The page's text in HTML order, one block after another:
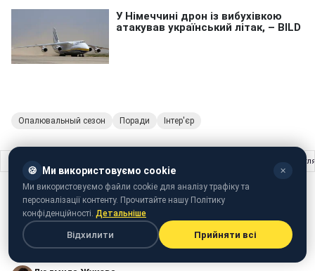
Опалювальный сезон Поради Інтер'єр
Напій, який потрібно пити щодня після 50 років, щоб
ЖИТТЯ 02 березня 2025 · 09:51
Напій, який потрібно пити щодня після
50 років, щоб виглядати молодше
🍪 Ми використовуємо cookie ✕
Ми використовуємо файли cookie для аналізу трафіку та
персоналізації контенту. Прочитайте нашу Політику
конфіденційності. Детальніше
Відхилити Прийняти всі